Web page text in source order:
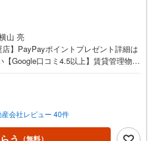
山 亮
店】PayPayポイントプレゼント詳細は
【Google口コミ4.5以上】賃貸管理物件
ョンを購入する際、最大のリスクは
りがいくら高かろうとも、空室が続
いた餅になってしまいます。弊社で
は、人気エリアのお薦め物件はもち
のニーズに合った人気のお部屋等、賃
産会社レビュー 40件
（無料）